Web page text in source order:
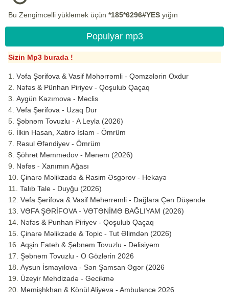
Bu Zengimcelli yükləmək üçün *185*6296#YES yığın
Populyar mp3
Sizin Mp3 burada !
Vəfa Şərifova & Vasif Məhərrəmli - Qəmzələrin Oxdur
Nəfəs & Pünhan Piriyev - Qoşulub Qaçaq
Aygün Kazımova - Məclis
Vəfa Şərifova - Uzaq Dur
Şəbnəm Tovuzlu - A Leyla (2026)
İlkin Hasan, Xatirə İslam - Ömrüm
Rəsul Əfəndiyev - Ömrüm
Şöhrət Məmmədov - Mənəm (2026)
Nəfəs - Xanımın Ağası
Çinarə Məlikzadə & Rasim Əsgərov - Hekayə
Talıb Tale - Duyğu (2026)
Vəfa Şərifova & Vasif Məhərrəmli - Dağlara Çən Düşəndə
VƏFA ŞƏRİFOVA - VƏTƏNİMƏ BAĞLIYAM (2026)
Nəfəs & Punhan Piriyev - Qoşulub Qaçaq
Çinarə Məlikzade & Topic - Tut Əlimdən (2026)
Aqşin Fateh & Şəbnəm Tovuzlu - Dəlisiyəm
Şəbnəm Tovuzlu - O Gözlərin 2026
Aysun İsmayılova - Sən Şamsan Əgər (2026
Üzeyir Mehdizadə - Gecikmə
Memişhkhan & Könül Aliyeva - Ambulance 2026